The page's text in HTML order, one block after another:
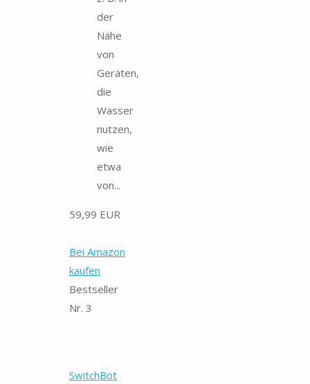
der
Nähe
von
Geräten,
die
Wasser
nutzen,
wie
etwa
von...
59,99 EUR
Bei Amazon
kaufen
Bestseller
Nr. 3
SwitchBot